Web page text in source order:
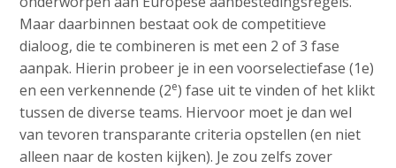
Maar daarbinnen bestaat ook de competitieve
dialoog, die te combineren is met een 2 of 3 fase
aanpak. Hierin probeer je in een voorselectiefase (1e)
en een verkennende (2e) fase uit te vinden of het klikt
tussen de diverse teams. Hiervoor moet je dan wel
van tevoren transparante criteria opstellen (en niet
alleen naar de kosten kijken). Je zou zelfs zover